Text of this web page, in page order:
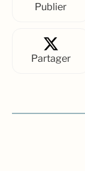
Publier
Partager